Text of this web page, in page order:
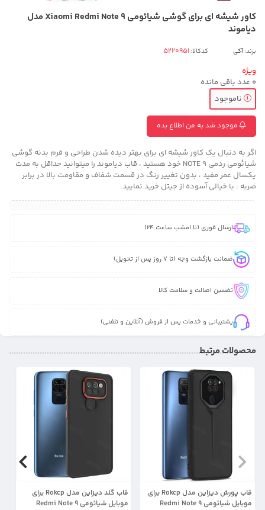
کاور شیشه ای برای گوشی شیائومی Xiaomi Redmi Note 9 مدل
دیاموند
برند:آکی کدکالا:
ویژه
0 عدد باقی مانده
ناموجود
موجود شد به من اطلاع بده
اگر به دنبال یک کاور شیشه ای برای بهتر دیده شدن طراحی و فرم بدنه گوشی
شیائومی ردمی NOTE 9 خود هستید ، قاب دیاموند را میتوانید حداقل به مدت
یکسال عمر مفید ، بدون تغییر رنگ در قسمت شفاف و مقاومت بالا در برابر
ضربه ، با خیالی آسوده از جیتل خرید نمایید.
ارسال فوری (تا امشب ساعت 24)
ضمانت بازگشت وجه (تا 7 روز پس از تحویل)
تضمین اصالت و سلامت کالا
پشتیبانی و خدمات پس از فروش (آنلاین و تلفنی)
محصولات مرتبط
قاب پورش دیزاین مدل Rokcp برای
موبایل شیائومی Redmi Note 9
قاب گلد دیزاین مدل Rokcp برای
موبایل شیائومی Redmi Note 9